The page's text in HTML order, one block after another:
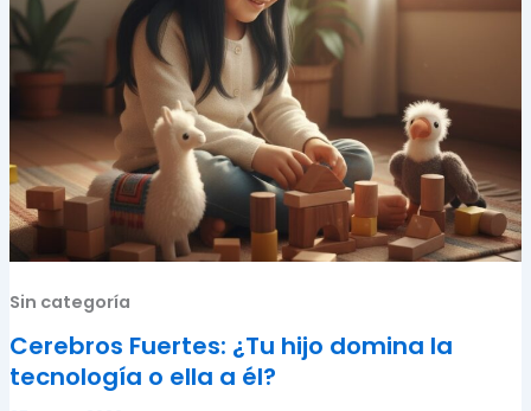
Sin categoría
Cerebros Fuertes: ¿Tu hijo domina la
tecnología o ella a él?